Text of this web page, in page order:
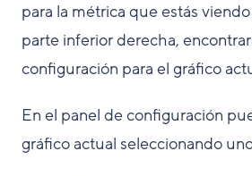
para la métrica que estás
parte inferior derecha,
configuración para el gráfico
En el panel de configuración
gráfico actual seleccionando